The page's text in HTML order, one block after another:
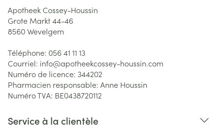
Apotheek Cossey-Houssin
Grote Markt 44-46
8560Wevelgem
Téléphone: 056 41 11 13
Courriel: info@apotheekcossey-houssin.com
Numéro de licence: 344202
Pharmacien responsable: Anne Houssin
Numéro TVA: BE0438720112
Service à la clientèle